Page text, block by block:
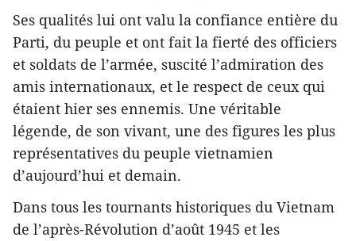
Ses qualités lui ont valu la confiance entière du
Parti, du peuple et ont fait la fierté des officiers
et soldats de l’armée, suscité l’admiration des
amis internationaux, et le respect de ceux qui
étaient hier ses ennemis. Une véritable
légende, de son vivant, une des figures les plus
représentatives du peuple vietnamien
d’aujourd’hui et demain.
Dans tous les tournants historiques du Vietnam
de l’après-Révolution d’août 1945 et les